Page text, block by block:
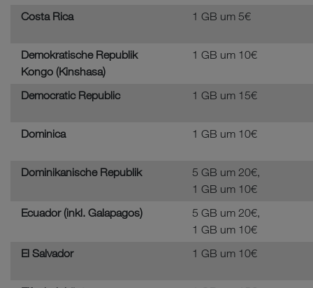
Costa Rica
1 GB um 5€
Demokratische Republik
Kongo (Kinshasa)
1 GB um 10€
Democratic Republic 1 GB um 15€
Dominica 1 GB um 10€
Dominikanische Republik
5 GB um 20€,
1 GB um 10€
Ecuador (inkl. Galapagos)
5 GB um 20€,
1 GB um 10€
El Salvador
1 GB um 10€